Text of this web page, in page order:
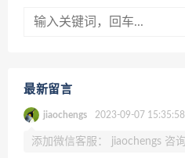
最新留言
jiaochengs 2023-09-07 15:35:58
添加微信客服： jiaochengs 咨询